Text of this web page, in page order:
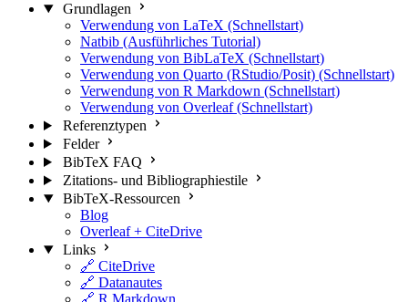
Grundlagen
Verwendung von LaTeX (Schnellstart)
Natbib (Ausführliches Tutorial)
Verwendung von BibLaTeX (Schnellstart)
Verwendung von Quarto (RStudio/Posit) (Schnellstart)
Verwendung von R Markdown (Schnellstart)
Verwendung von Overleaf (Schnellstart)
Referenztypen
Felder
BibTeX FAQ
Zitations- und Bibliographiestile
BibTeX-Ressourcen
Blog
Overleaf + CiteDrive
Links
🔗 CiteDrive
🔗 Datanautes
🔗 R Markdown